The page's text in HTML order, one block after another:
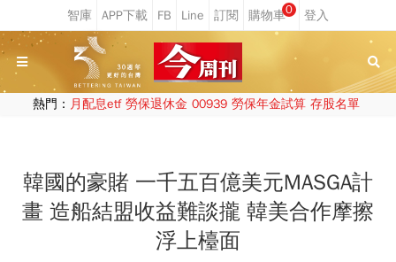
0
熱門： 月配息etf 勞保退休金 00939 勞保年金試算 存股名單
韓國的豪賭 一千五百億美元MASGA計
畫 造船結盟收益難談攏 韓美合作摩擦
浮上檯面